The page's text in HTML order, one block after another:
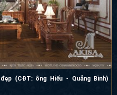
(CĐT: ông Hiếu - Quảng Bình)